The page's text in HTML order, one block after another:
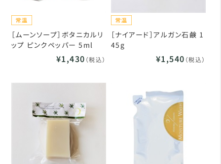
［ムーンソープ］ボタニカルリ
ップ ピンクペッパー 5ml
¥1,430 （税込）
［ナイアード］アルガン石鹸 1
45g
¥1,540 （税込）